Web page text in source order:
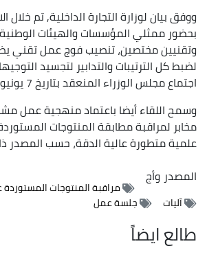
ووفق بيان لوزارة التجارة الداخلية, تم خلال
بحضور ممثلي المؤسسات والهيئات الوطنية
وتقنيين مختصين، تنصيب فوج عمل تقني يضم
لضبط كل الترتيبات والتدابير لتجسيد
اجتماع مجلس الوزراء المنعقد بتاريخ 7 يونيو الجاري.
وسمح اللقاء أيضا باعتماد منهجية عمل
مخابر لمراقبة مطابقة المنتوجات
علمية متطورة عالية الدقة، حسب المصدر
المصدروأج
مراقبة المنتوجات المستوردة
آليات
جلسة عمل
طالع ايضاً